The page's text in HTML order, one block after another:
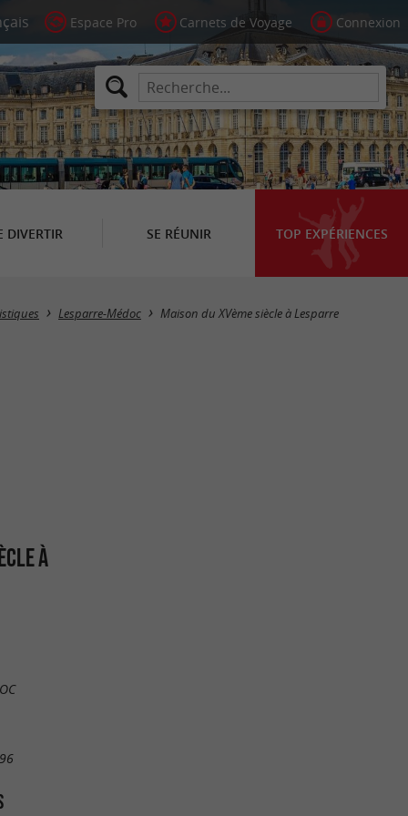
Espace Pro Carnets de Voyage Connexion
DIVERTIR SE RÉUNIR TOP EXPÉRIENCES
Lesparre-Médoc Maison du XVème siècle à Lesparre
À